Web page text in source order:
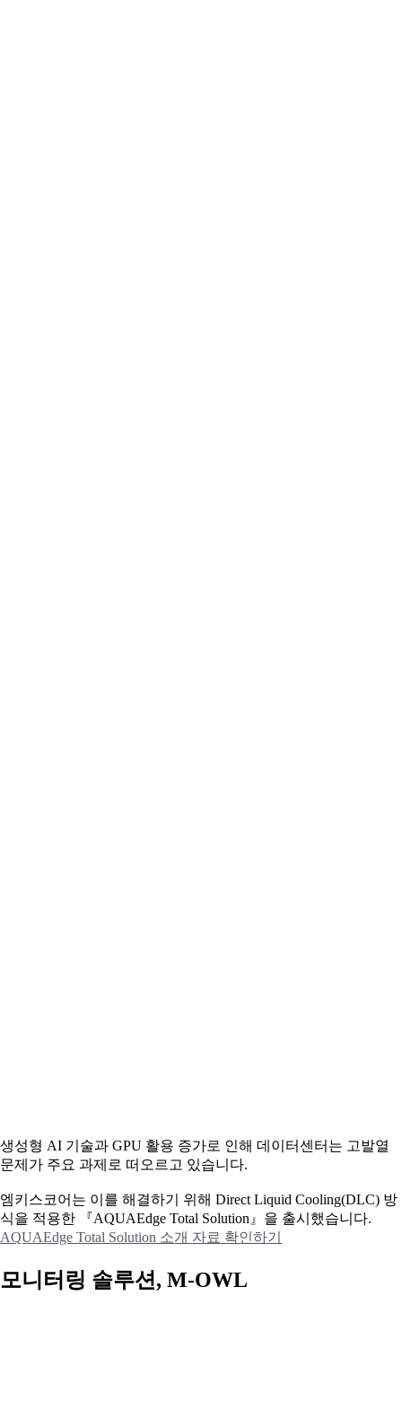
생성형 AI 기술과 GPU 활용 증가로 인해 데이터센터는 고발열
문제가 주요 과제로 떠오르고 있습니다.
엠키스코어는 이를 해결하기 위해 Direct Liquid Cooling(DLC) 방
식을 적용한 『AQUAEdge Total Solution』을 출시했습니다.
AQUAEdge Total Solution 소개 자료 확인하기
모니터링 솔루션, M-OWL